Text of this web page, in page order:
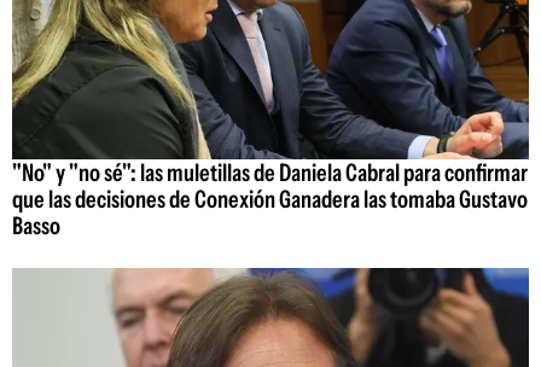
"No" y "no sé": las muletillas de Daniela Cabral para confirmar
que las decisiones de Conexión Ganadera las tomaba Gustavo
Basso